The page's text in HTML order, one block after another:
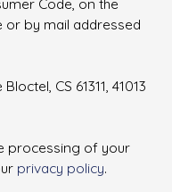
Code, on the
by mail addressed
CS 61311, 41013
processing of your
privacy policy.